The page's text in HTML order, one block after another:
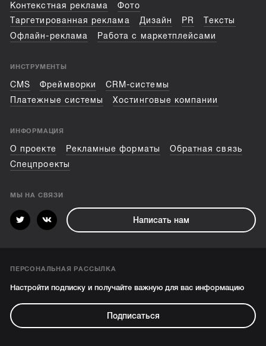
Контекстная реклама
Фото
Таргетированная реклама
Дизайн PR
Тексты
Офлайн-реклама
Работа с маркетплейсами
ИНСТРУМЕНТЫ
CMS Фреймворки
CRM-системы
Платежные системы
Хостинговые компании
ИНФОРМАЦИЯ
О проекте Рекламные форматы
Обратная связь
Спецпроекты
МЫ НА СВЯЗИ
Написать нам
ПЕРСОНАЛЬНАЯ РАССЫЛКА
Настройти подписку и получайте важную для вас информацию
Подписаться